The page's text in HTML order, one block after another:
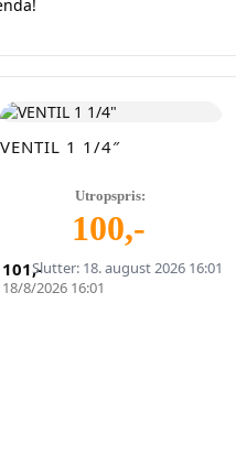
Slutter: 18. august 2026 16:01
VENTIL 1 1/4″
Utropspris:
100,-
18/8/2026 16:01
101,-